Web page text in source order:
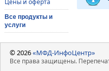
Цены и оферта
Все продукты и
услуги
© 2026«МФД-ИнфоЦентр»
Все права защищены.